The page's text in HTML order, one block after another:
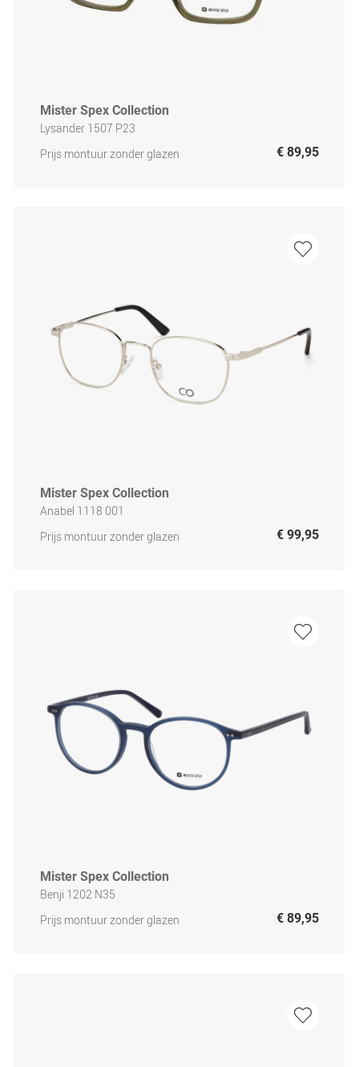
Mister Spex Collection
Lysander 1507 P23
Prijs montuur zonder glazen
€ 89,95
Mister Spex Collection
Anabel 1118 001
Prijs montuur zonder glazen
€ 99,95
Mister Spex Collection
Benji 1202 N35
Prijs montuur zonder glazen
€ 89,95